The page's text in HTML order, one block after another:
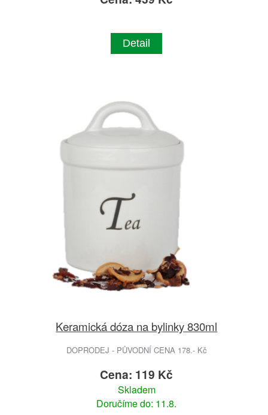
Detail
Keramická dóza na bylinky 830ml
DOPRODEJ - PŮVODNÍ CENA 178.- Kč
Cena: 119 Kč
Skladem
Doručíme do: 11.8.